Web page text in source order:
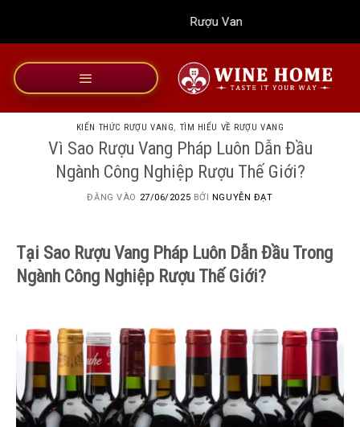
dung
Rượu Vang Wine Home
KIẾN THỨC RƯỢU VANG, TÌM HIỂU VỀ RƯỢU VANG
Vì Sao Rượu Vang Pháp Luôn Dẫn Đầu
Ngành Công Nghiệp Rượu Thế Giới?
ĐĂNG VÀO 27/06/2025 BỞI NGUYỄN ĐẠT
Tại Sao Rượu Vang Pháp Luôn Dẫn Đầu Trong
Ngành Công Nghiệp Rượu Thế Giới?